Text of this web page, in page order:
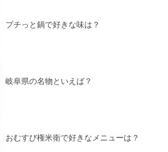
プチっと鍋で好きな味は？
岐阜県の名物といえば？
おむすび権米衛で好きなメニューは？